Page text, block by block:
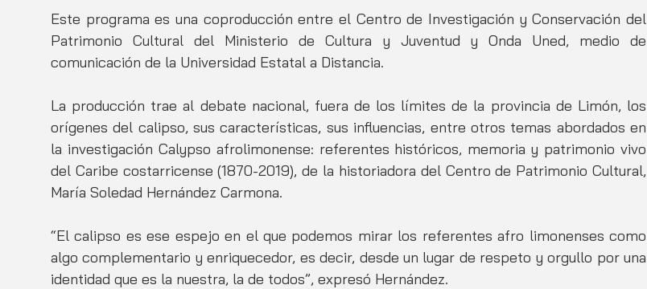
Este programa es una coproducción entre el Centro de Investigación y Conservación del
Patrimonio Cultural del Ministerio de Cultura y Juventud y Onda Uned, medio de
comunicación de la Universidad Estatal a Distancia.
La producción trae al debate nacional, fuera de los límites de la provincia de Limón, los
orígenes del calipso, sus características, sus influencias, entre otros temas abordados en
la investigación Calypso afrolimonense: referentes históricos, memoria y patrimonio vivo
del Caribe costarricense (1870-2019), de la historiadora del Centro de Patrimonio Cultural,
María Soledad Hernández Carmona.
“El calipso es ese espejo en el que podemos mirar los referentes afro limonenses como
algo complementario y enriquecedor, es decir, desde un lugar de respeto y orgullo por una
identidad que es la nuestra, la de todos”, expresó Hernández.